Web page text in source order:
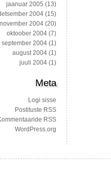
jaanuar 2005 (13)
2004 (15)
november 2004 (20)
oktoober 2004 (7)
september 2004 (1)
august 2004 (1)
juuli 2004 (1)
Meta
Logi sisse
Postituste RSS
RSS
WordPress.org